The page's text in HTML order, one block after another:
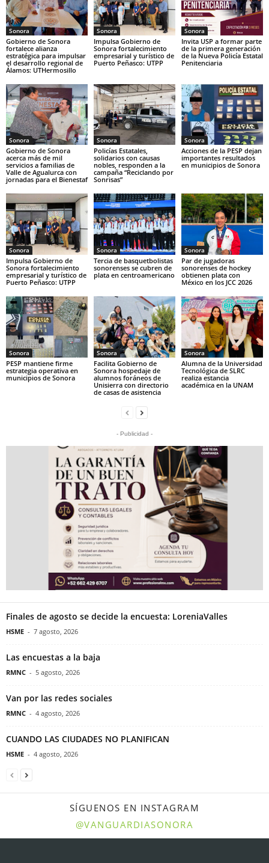
Sonora
Gobierno de Sonora
fortalece alianza
estratégica para impulsar
el desarrollo regional de
Álamos: UTHermosillo
Sonora
Impulsa Gobierno de
Sonora fortalecimiento
empresarial y turístico de
Puerto Peñasco: UTPP
Sonora
Invita USP a formar parte
de la primera generación
de la Nueva Policía Estatal
Penitenciaria
Sonora
Gobierno de Sonora
acerca más de mil
servicios a familias de
Valle de Agualurca con
jornadas para el Bienestaf
Sonora
Policías Estatales,
solidarios con causas
nobles, responden a la
campaña “Reciclando por
Sonrisas”
Sonora
Acciones de la PESP dejan
importantes resultados
en municipios de Sonora
Sonora
Impulsa Gobierno de
Sonora fortalecimiento
empresarial y turístico de
Puerto Peñasco: UTPP
Sonora
Tercia de basquetbolistas
sonorenses se cubren de
plata en centroamericano
Sonora
Par de jugadoras
sonorenses de hockey
obtienen plata con
México en los JCC 2026
Sonora
PESP mantiene firme
estrategia operativa en
municipios de Sonora
Sonora
Facilita Gobierno de
Sonora hospedaje de
alumnos foráneos de
Unisierra con directorio
de casas de asistencia
Sonora
Alumna de la Universidad
Tecnológica de SLRC
realiza estancia
académica en la UNAM
- Publicidad -
Finales de agosto se decide la encuesta: LoreniaValles
HSME - 7 agosto, 2026
Las encuestas a la baja
RMNC - 5 agosto, 2026
Van por las redes sociales
RMNC - 4 agosto, 2026
CUANDO LAS CIUDADES NO PLANIFICAN
HSME - 4 agosto, 2026
SÍGUENOS EN INSTAGRAM
@VANGUARDIASONORA